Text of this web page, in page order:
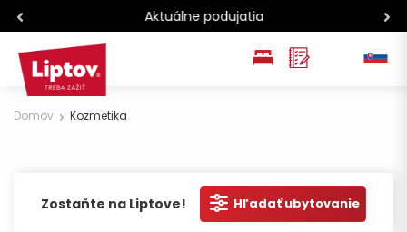
Aktuálne podujatia
Domov Kozmetika
Zostaňte na Liptove! Hľadať ubytovanie